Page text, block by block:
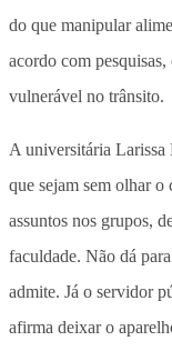
do que manipular
acordo com
vulnerável no trânsito.
A universitária Larissa
que sejam sem olhar
assuntos nos grupos,
faculdade. Não dá
admite. Já o servidor
afirma deixar o